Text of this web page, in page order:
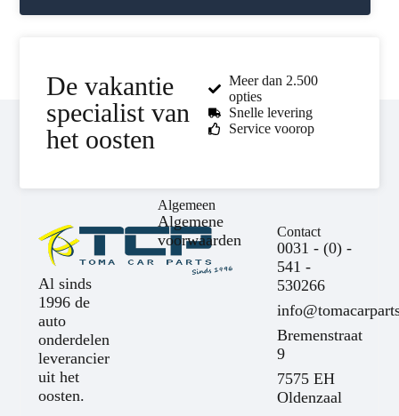
De vakantie
specialist van
het oosten
Meer dan 2.500
opties
Snelle levering
Service voorop
Al sinds
1996 de
auto
onderdelen
leverancier
uit het
oosten.
Algemeen
Algemene
voorwaarden
Contact
0031 - (0) -
541 -
530266
Bremenstraat
9
7575 EH
Oldenzaal